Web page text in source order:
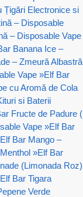
Țigări Electronice si
– Disposable
– Disposable Vape
Banana Ice –
– Zmeură Albastră
Vape »Elf Bar
cu Aromă de Cola
si Baterii
Fructe de Padure (
Vape »Elf Bar
Elf Bar Mango –
»Elf Bar
(Limonada Roz)
Elf Bar Tigara
Verde